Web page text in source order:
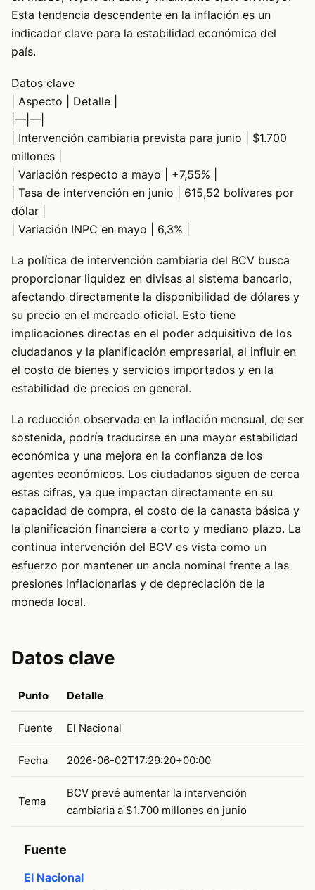
Esta tendencia descendente en la inflación es un
indicador clave para la estabilidad económica del
país.
Datos clave
| Aspecto | Detalle |
|—|—|
| Intervención cambiaria prevista para junio | $1.700
millones |
| Variación respecto a mayo | +7,55% |
| Tasa de intervención en junio | 615,52 bolívares por
dólar |
| Variación INPC en mayo | 6,3% |
La política de intervención cambiaria del BCV busca
proporcionar liquidez en divisas al sistema bancario,
afectando directamente la disponibilidad de dólares y
su precio en el mercado oficial. Esto tiene
implicaciones directas en el poder adquisitivo de los
ciudadanos y la planificación empresarial, al influir en
el costo de bienes y servicios importados y en la
estabilidad de precios en general.
La reducción observada en la inflación mensual, de ser
sostenida, podría traducirse en una mayor estabilidad
económica y una mejora en la confianza de los
agentes económicos. Los ciudadanos siguen de cerca
estas cifras, ya que impactan directamente en su
capacidad de compra, el costo de la canasta básica y
la planificación financiera a corto y mediano plazo. La
continua intervención del BCV es vista como un
esfuerzo por mantener un ancla nominal frente a las
presiones inflacionarias y de depreciación de la
moneda local.
Datos clave
Punto Detalle
Fuente El Nacional
Fecha 2026-06-02T17:29:20+00:00
Tema
BCV prevé aumentar la intervención
cambiaria a $1.700 millones en junio
Fuente
El Nacional